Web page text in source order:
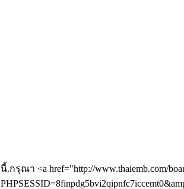
นี้.กรุณา <a href="http://www.thaiemb.com/